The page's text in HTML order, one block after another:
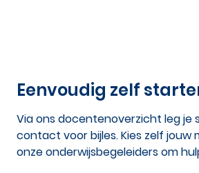
Eenvoudig zelf
Via ons docentenoverzicht leg je
contact voor bijles. Kies zelf
onze onderwijsbegeleiders om